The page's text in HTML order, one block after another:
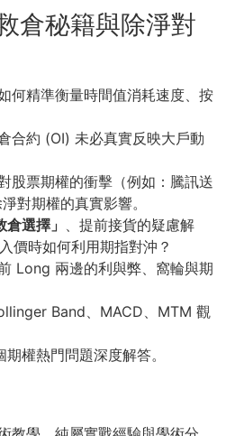
倉秘籍與除淨對
何精準衡量時間值消耗速度、按
合約 (OI) 未必真實反映大戶動
股票期權的衝擊（例如：騰訊送
對期權的真實影響。
倉選擇」 、提前接貨的疑慮解
價時如何利用期指對沖？
Long 兩邊的利與弊、窩輪與期
Band、MACD、MTM 觀
期權熱門問題深度解答。